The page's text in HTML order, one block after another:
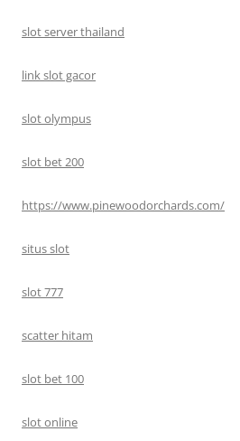
slot server thailand
link slot gacor
slot olympus
slot bet 200
https://www.pinewoodorchards.com/
situs slot
slot 777
scatter hitam
slot bet 100
slot online